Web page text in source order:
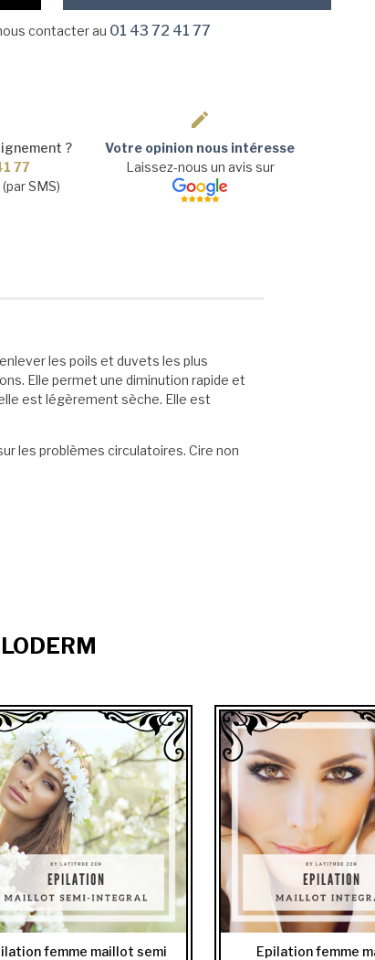
contacter au 01 43 72 41 77
?
77
(par SMS)
Votre opinion nous intéresse
Laissez-nous un avis sur
les poils et duvets les plus
Elle permet une diminution rapide et
est légèrement sèche. Elle est
les problèmes circulatoires. Cire non
femme maillot semi
Epilation femme